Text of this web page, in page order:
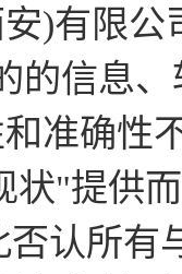
有限公
的信息
准确性
状"提供
认所有